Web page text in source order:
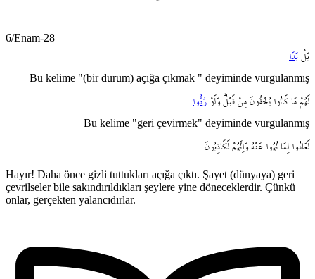
6/Enam-28
بَلْ بَدَا
Bu kelime "(bir durum) açığa çıkmak " deyiminde vurgulanmış
لَهُمْ مَا كَانُوا يُخْفُونَ مِنْ قَبْلُۜ وَلَوْ رُدُّوا
Bu kelime "geri çevirmek" deyiminde vurgulanmış
لَعَادُوا لِمَا نُهُوا عَنْهُ وَاِنَّهُمْ لَكَاذِبُونَ
Hayır! Daha önce gizli tuttukları açığa çıktı. Şayet (dünyaya) geri
çevrilseler bile sakındırıldıkları şeylere yine döneceklerdir. Çünkü
onlar, gerçekten yalancıdırlar.